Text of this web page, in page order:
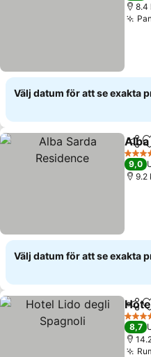
8.4
Välj datum för att se exakta
Dela
4
9,0
9.2
Välj datum för att se exakta
Dela
4
8,7